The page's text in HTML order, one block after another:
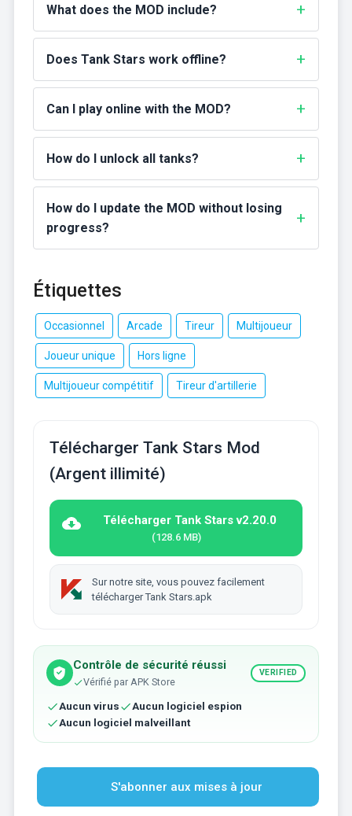
What does the MOD include?
Does Tank Stars work offline?
Can I play online with the MOD?
How do I unlock all tanks?
How do I update the MOD without losing
progress?
Étiquettes
Occasionnel Arcade Tireur Multijoueur
Joueur unique Hors ligne
Multijoueur compétitif Tireur d'artillerie
Télécharger Tank Stars Mod
(Argent illimité)
Télécharger Tank Stars v2.20.0
(128.6 MB)
Sur notre site, vous pouvez facilement
télécharger Tank Stars.apk
Contrôle de sécurité réussi
Vérifié par APK Store
VERIFIED
Aucun virus
Aucun logiciel espion
Aucun logiciel malveillant
S'abonner aux mises à jour